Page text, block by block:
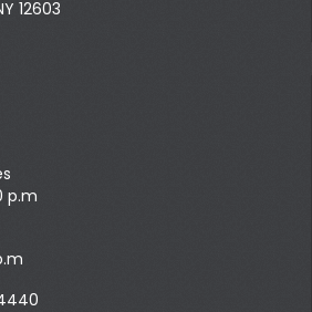
12603
p.m